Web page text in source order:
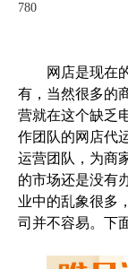
780
网店是现在
有，当然很多的
营就在这个缺乏
作团队的网店代
运营团队，为商
的市场还是没有
业中的乱象很多
司并不容易。下